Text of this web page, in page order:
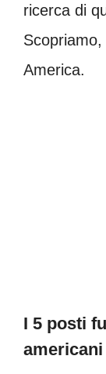
ricerca di
America.
I 5 posti